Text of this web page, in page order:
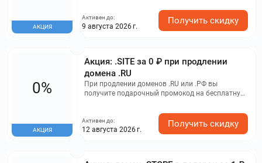
Участвуют не все домены премиум-класса.
АКЦИЯ
Активен до:
9 августа 2026 г.
Получить скидку
Акция: .SITE за 0 ₽ при продлении
домена .RU
При продлении доменов .RU или .РФ вы
получите подарочный промокод на бесплатную
можно использовать как для создания нового
сайта, так и в качестве дополнительного адреса
для уже существующего! Предложение
0%
АКЦИЯ
Активен до:
12 августа 2026 г.
Получить скидку